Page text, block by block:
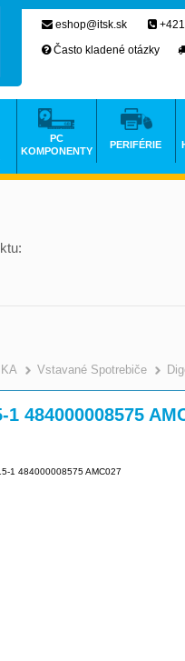
>
Vstavané Spotrebiče
484000008575
eshop@itsk.sk
Často kladené otázky
PC
KOMPONENTY
PERIFÉRIE